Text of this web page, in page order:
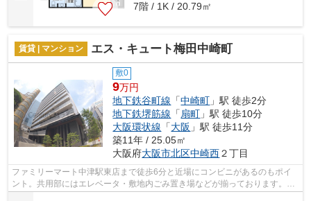
7階 / 1K / 20.79㎡
賃貸 | マンション エス・キュート梅田中崎町
敷0
9万円
地下鉄谷町線 「中崎町 」駅 徒歩2分
地下鉄堺筋線 「扇町 」駅 徒歩10分
大阪環状線 「大阪 」駅 徒歩11分
築11年 / 25.05㎡
大阪府大阪市北区中崎西２丁目
ファミリーマート中津駅東店まで徒歩6分と近場にコンビニがあるのもポイ
ント。共用部にはエレベータ・敷地内ごみ置き場などが揃っております。こ
ちらはマンションタイプになります。2...